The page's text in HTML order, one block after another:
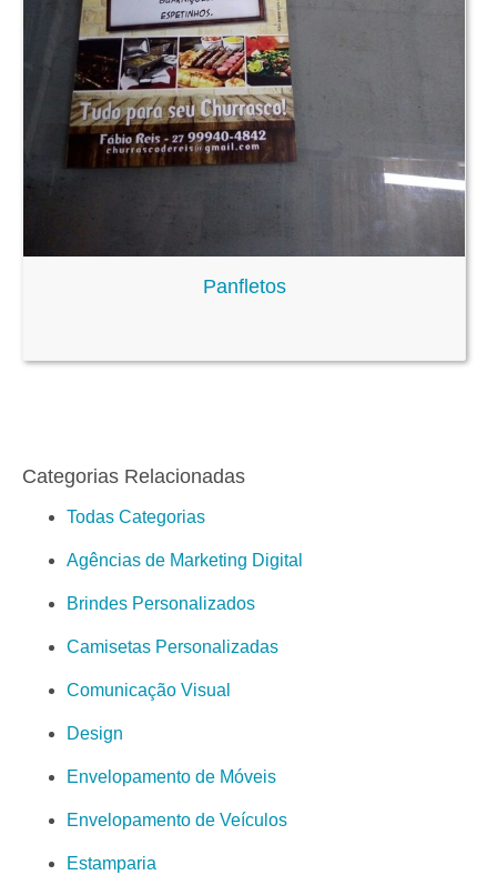
Panfletos
Categorias Relacionadas
Todas Categorias
Agências de Marketing Digital
Brindes Personalizados
Camisetas Personalizadas
Comunicação Visual
Design
Envelopamento de Móveis
Envelopamento de Veículos
Estamparia